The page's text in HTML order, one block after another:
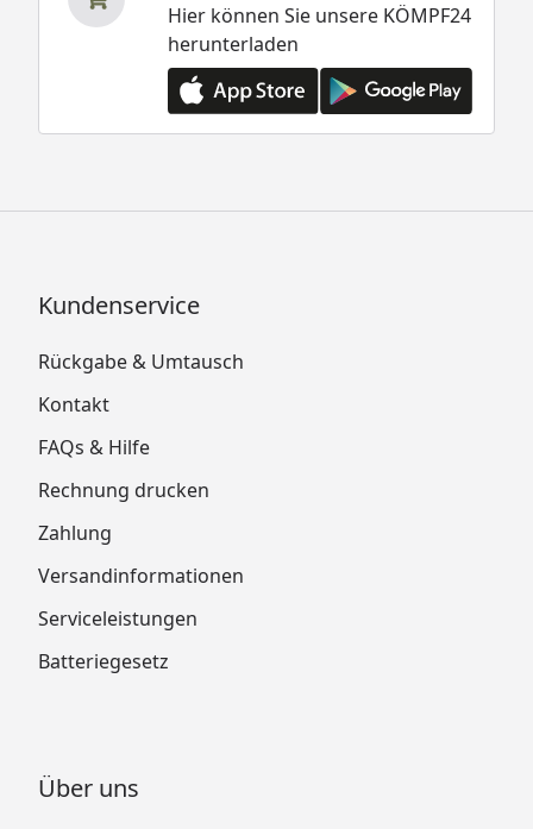
Hier können Sie unsere KÖMPF24
herunterladen
Kundenservice
Rückgabe & Umtausch
Kontakt
FAQs & Hilfe
Rechnung drucken
Zahlung
Versandinformationen
Serviceleistungen
Batteriegesetz
Über uns